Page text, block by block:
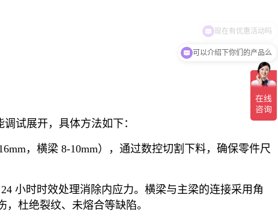
试展开，具体方法如下：
，横梁 8-10mm），通过数控切割下料，确保零件尺
24 小时时效处理消除内应力。横梁与主梁的连接采用角
，杜绝裂纹、未熔合等缺陷。
可以介绍下你们的产品么